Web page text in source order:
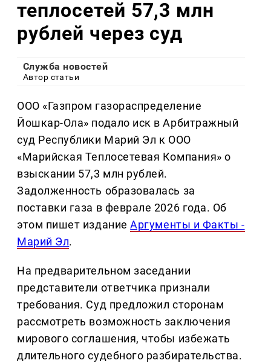
теплосетей 57,3 млн
рублей через суд
Служба новостей
Автор статьи
ООО «Газпром газораспределение
Йошкар-Ола» подало иск в Арбитражный
суд Республики Марий Эл к ООО
«Марийская Теплосетевая Компания» о
взыскании 57,3 млн рублей.
Задолженность образовалась за
поставки газа в феврале 2026 года. Об
этом пишет изданиеАргументы и Факты -
Марий Эл.
На предварительном заседании
представители ответчика признали
требования. Суд предложил сторонам
рассмотреть возможность заключения
мирового соглашения, чтобы избежать
длительного судебного разбирательства.